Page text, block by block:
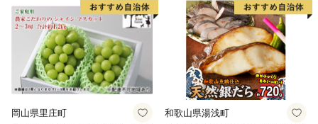
岡山県里庄町 和歌山県湯浅町